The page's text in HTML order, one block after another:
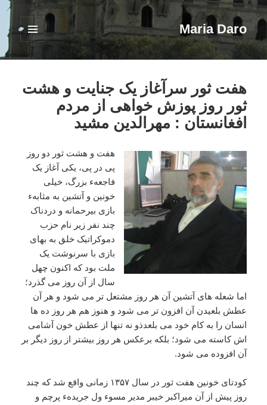
Maria Daro
فهرست
ابزارک‌ها
هفت ثور سرآغاز یک جنایت و هشت
ثور روز پوزش خواهی از مردم
افغانستان : مهرالدین مشید
هفت و هشت ثور دو روز
پی در پی، یکی آغاز یک
فاجعهء بزرگ، خیلی
خونین و آتشین به مثابهء
بازی بیرحمانه و دردناک
چند نفر زیر نام حزب
دموکراتیک خلق به بهای
بازی با سرنوشت یک
ملت بود که اکنون چهل
سال از آن روز می گذرد؛
اما شعله های آتشین آن هر روز مشتعل تر می شود و هر آن
عطش بلعیدن آن افزون تر می شود و هنوز هم هر روز ده ها
انسان را به کام خود می بلعدذو نه تنها از عطش خون آشامی
اش کاسته می شود؛ بلکه برعکس هر روز بیشتر از روز دیگر بر
آن افزوده می شود.
کودتای خونین هفت ثور در سال ۱۳۵۷ زمانی واقع شد که چند
روز پیش از آن میراکبر خیبر مدیر مسوء ول جریدهء پرچم و